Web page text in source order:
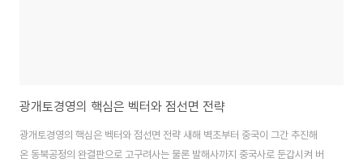
광개토경영의 핵심은 벡터와 점선면 전략
광개토경영의 핵심은 벡터와 점선면 전략 새해 벽초부터 중국이 그간 추진해
온 동북공정의 완결판으로 고구려사는 물론 발해사까지 중국사로 둔갑시켜 버